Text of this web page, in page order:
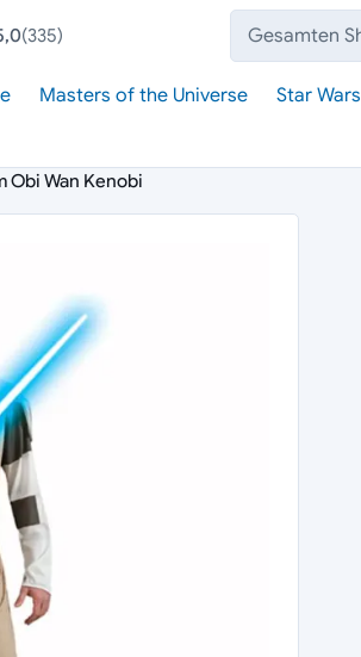
(335)
Suche:
Masters of the Universe Star Wars
Obi Wan Kenobi